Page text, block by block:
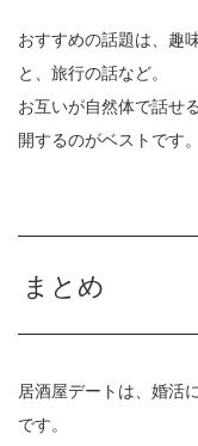
おすすめの話題は、趣
と、旅行の話など。
お互いが自然体で話せ
開するのがベストです。
まとめ
居酒屋デートは、婚活
です。